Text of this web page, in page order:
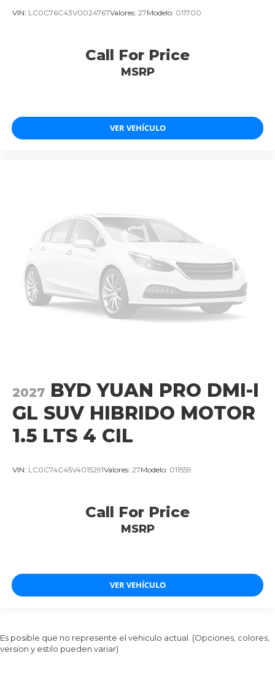
VIN: LC0C76C43V0024767Valores: 27Modelo: 011700
Call For Price
MSRP
VER VEHÍCULO
2027 BYD YUAN PRO DMI-I
GL SUV HIBRIDO MOTOR
1.5 LTS 4 CIL
VIN: LC0C74C45V4015291Valores: 27Modelo: 011559
Call For Price
MSRP
VER VEHÍCULO
Es posible que no represente el vehiculo actual. (Opciones, colores,
version y estilo pueden variar)